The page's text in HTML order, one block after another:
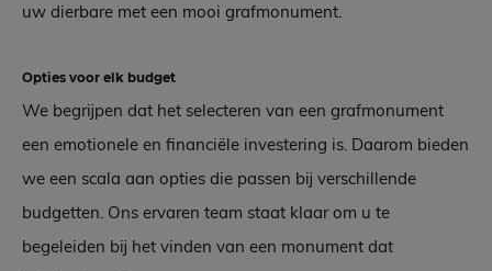
uw dierbare met een mooi grafmonument.
Opties voor elk budget
We begrijpen dat het selecteren van een grafmonument
een emotionele en financiële investering is. Daarom bieden
we een scala aan opties die passen bij verschillende
budgetten. Ons ervaren team staat klaar om u te
begeleiden bij het vinden van een monument dat